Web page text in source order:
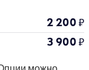
2 200₽
3 900₽